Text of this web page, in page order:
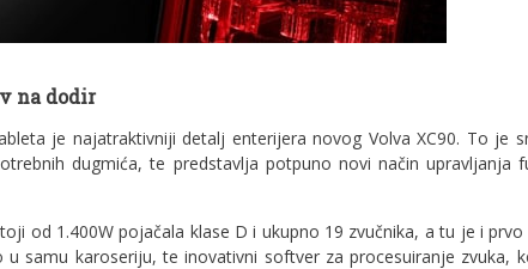
na dodir
je najatraktivniji detalj enterijera novog Volva XC90. To je
dugmića, te predstavlja potpuno novi način upravljanja
od 1.400W pojačala klase D i ukupno 19 zvučnika, a tu je i
samu karoseriju, te inovativni softver za procesuiranje zvuka,